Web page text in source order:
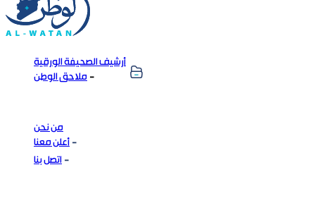
أرشيف الصحيفة الورقية
ملاحق الوطن
من نحن
أعلن معنا
اتصل بنا